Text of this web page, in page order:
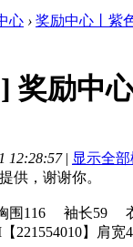
心 › 奖励中心丨紫
奖励中
12:28:57 | 显示全
供，谢谢你。
116 袖长59 衣